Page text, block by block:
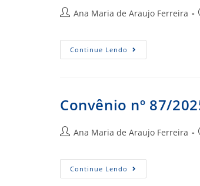
Autor
post:
Ana Maria de Araujo Ferreira
Continue Lendo Convênio
Nº
Convênio nº 87/
Autor
post:
Ana Maria de Araujo Ferreira
Continue Lendo Convênio
Nº